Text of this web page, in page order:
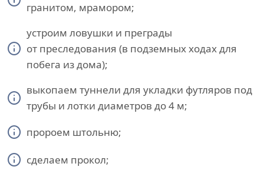
гранитом, мрамором;
устроим ловушки и преграды
от преследования (в подземных ходах для
побега из дома);
выкопаем туннели для укладки футляров под
трубы и лотки диаметров до 4 м;
пророем штольню;
сделаем прокол;